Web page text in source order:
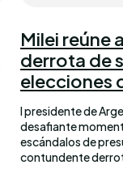
Milei reúne
derrota de
elecciones
l presidente de
desafiante
escándalos de
contundente